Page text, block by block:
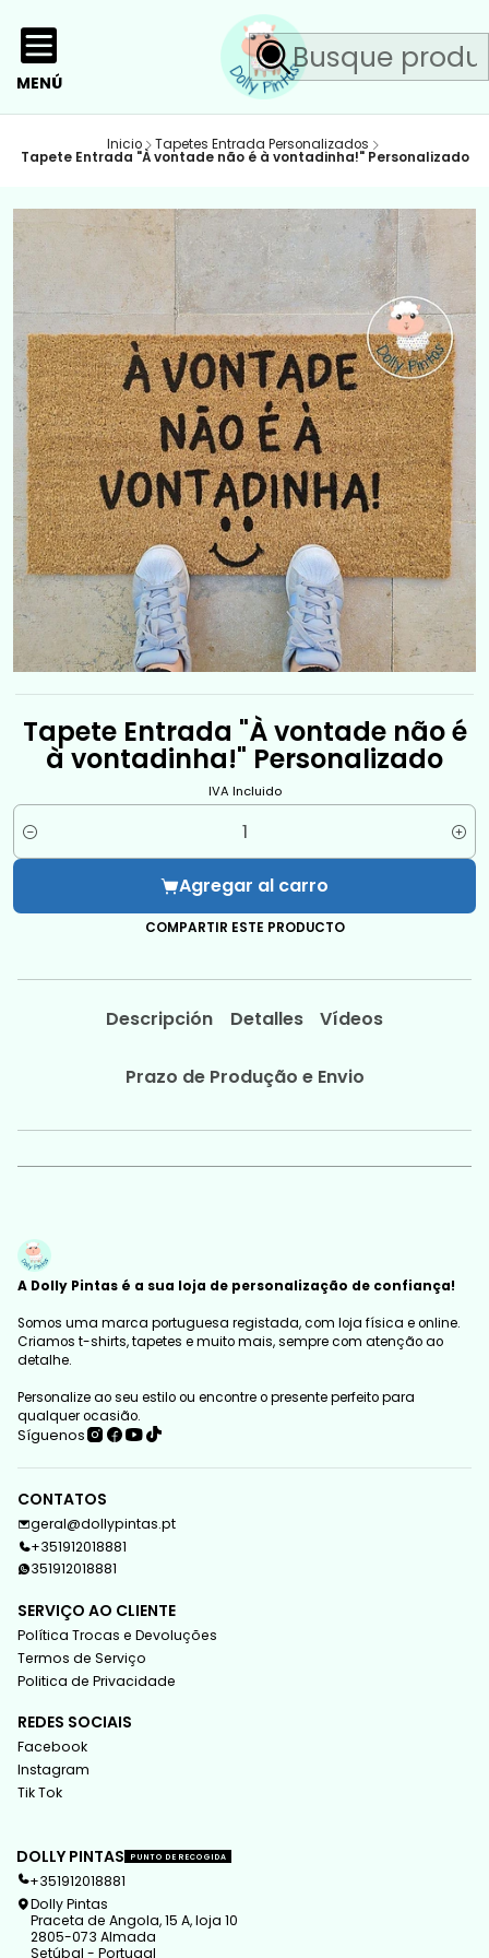
MENÚ
Inicio Tapetes Entrada Personalizados
Tapete Entrada "À vontade não é à vontadinha!" Personalizado
Tapete Entrada "À vontade não é
à vontadinha!" Personalizado
IVA Incluido
Cantidad
Agregar al carro
COMPARTIR ESTE PRODUCTO
Descripción Detalles Vídeos
Prazo de Produção e Envio
A Dolly Pintas é a sua loja de personalização de confiança!
Somos uma marca portuguesa registada, com loja física e online.
Criamos t-shirts, tapetes e muito mais, sempre com atenção ao
detalhe.
Personalize ao seu estilo ou encontre o presente perfeito para
qualquer ocasião.
Síguenos
CONTATOS
geral@dollypintas.pt
+351912018881
351912018881
SERVIÇO AO CLIENTE
Política Trocas e Devoluções
Termos de Serviço
Politica de Privacidade
REDES SOCIAIS
Facebook
Instagram
Tik Tok
DOLLY PINTAS PUNTO DE RECOGIDA
+351912018881
Dolly Pintas
Praceta de Angola, 15 A, loja 10
2805-073 Almada
Setúbal - Portugal